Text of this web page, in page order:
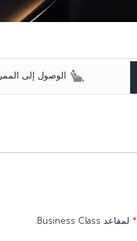
الوصول إلى الممر
* لمقاعد Business Class.